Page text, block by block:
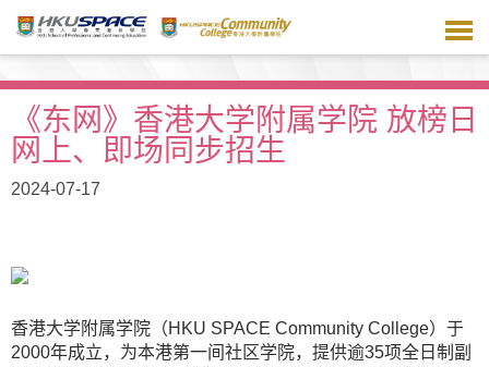
主
《东网》香港大学附属学院 放榜日
网上、即场同步招生
2024-07-17
香港大学附属学院（HKU SPACE Community College）于
2000年成立，为本港第一间社区学院，提供逾35项全日制副